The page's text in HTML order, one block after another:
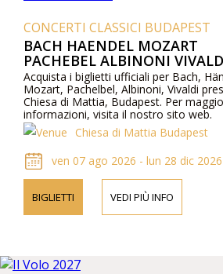
CONCERTI CLASSICI BUDAPEST
BACH HAENDEL MOZART
PACHEBEL ALBINONI
Acquista i biglietti ufficiali per Bach,
Mozart, Pachelbel, Albinoni, Vivaldi
Chiesa di Mattia, Budapest. Per
informazioni, visita il nostro sito web.
Chiesa di Mattia Budapest
ven 07 ago 2026 - lun 28 dic 2026
BIGLIETTI VEDI PIÙ INFO